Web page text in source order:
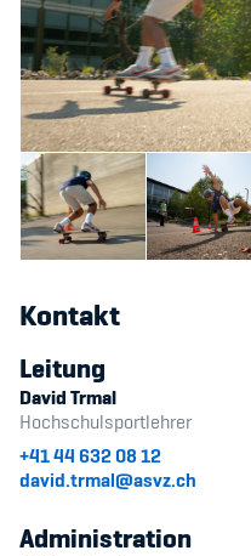
Kontakt
Leitung
David Trmal
Hochschulsportlehrer
+41 44 632 08 12
david.trmal@asvz.ch
Administration